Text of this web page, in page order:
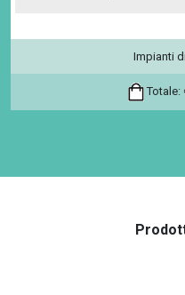
Impianti
Totale: